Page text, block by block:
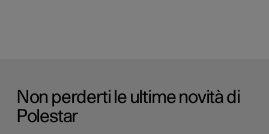
Non perderti le ultime novità di
Polestar